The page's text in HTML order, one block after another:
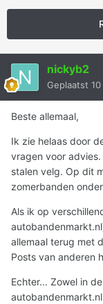
nickyb2
Geplaatst
Beste allemaal,
Ik zie helaas door
vragen voor
stalen velg. Op dit
zomerbanden
Als ik op
allemaal terug met
Posts van anderen
Echter... Zowel in